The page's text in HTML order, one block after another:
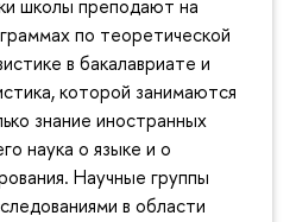
школы преподают на
по теоретической
в бакалавриате и
которой занимаются
знание иностранных
наука о языке и о
Научные группы
в области